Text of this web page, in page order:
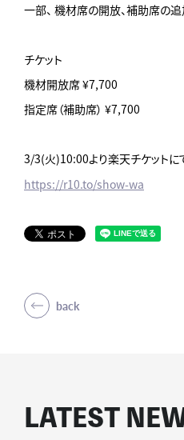
一部、 機材席の開放、補助席の追
チケット
機材開放席 ¥7,700
指定席（補助席） ¥7,700
3/3(火)10:00より楽天チケットに
https://r10.to/show-wa
back
LATEST